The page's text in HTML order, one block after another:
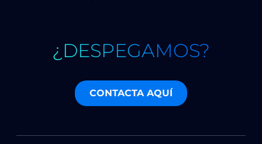
¿DESPEGAMOS?
CONTACTA AQUÍ